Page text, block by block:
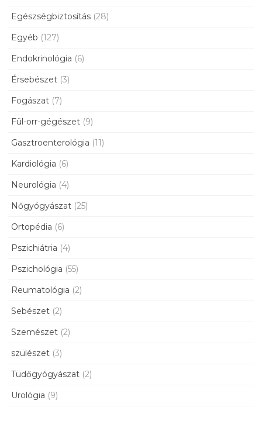
Egészségbiztosítás (28)
Egyéb (127)
Endokrinológia (6)
Érsebészet (3)
Fogászat (7)
Fül-orr-gégészet (9)
Gasztroenterológia (11)
Kardiológia (6)
Neurológia (4)
Nőgyógyászat (25)
Ortopédia (6)
Pszichiátria (4)
Pszichológia (55)
Reumatológia (2)
Sebészet (2)
Szemészet (2)
szülészet (3)
Tüdőgyógyászat (2)
Urológia (9)